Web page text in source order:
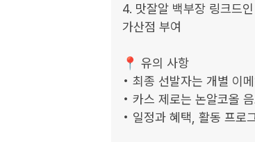
4. 맛잘알 백부장 링크
가산점 부여
📍 유의 사항
• 최종 선발자는 개별 이
• 카스 제로는 논알코올
• 일정과 혜택, 활동 프로